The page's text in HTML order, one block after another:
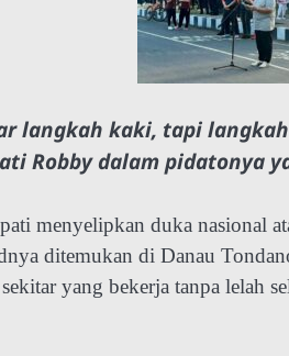
langkah kaki, tapi
Robby dalam pidatonya
menyelipkan duka nasional
ditemukan di Danau
yang bekerja tanpa lelah